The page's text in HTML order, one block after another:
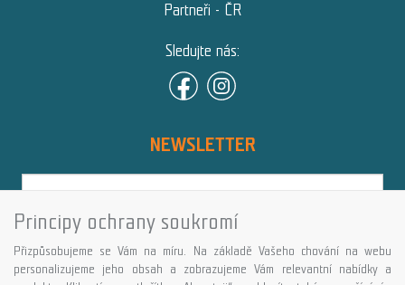
Partneři - ČR
Sledujte nás:
NEWSLETTER
Přihlásit
Více informací o této službě
Principy ochrany soukromí
Přizpůsobujeme se Vám na míru. Na základě Vašeho chování na webu
personalizujeme jeho obsah a zobrazujeme Vám relevantní nabídky a